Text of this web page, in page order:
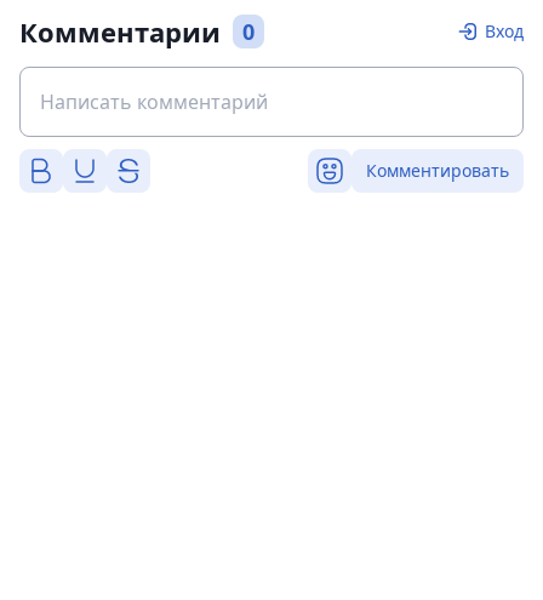
Комментарии 0 Вход
Комментировать